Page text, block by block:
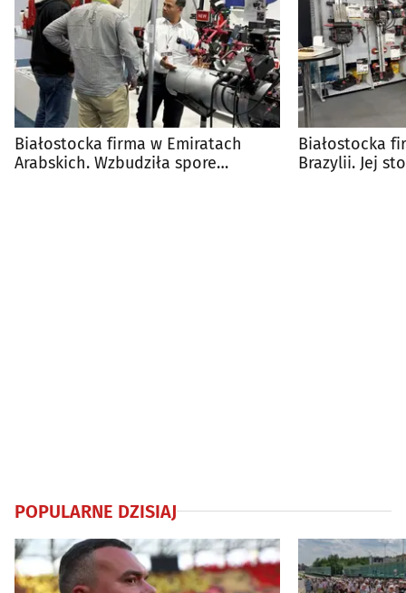
Białostocka firma w Emiratach
Arabskich. Wzbudziła spore
Białostocka
Brazylii. Jej
POPULARNE DZISIAJ